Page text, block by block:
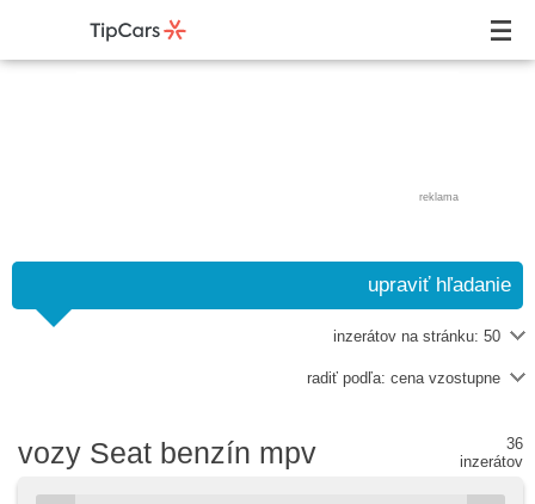
reklama
upraviť hľadanie
inzerátov na stránku: 50
radiť podľa: cena vzostupne
vozy Seat benzín mpv
36
inzerátov